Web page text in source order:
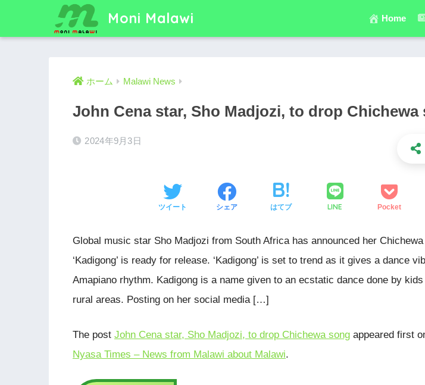
Moni Malawi Home
ホーム Malawi News
John Cena star, Sho Madjozi, to drop Chichewa
2024年9月3日
ツイート シェア はてブ LINE Pocket
Global music star Sho Madjozi from South Africa has announced her
‘Kadigong’ is ready for release. ‘Kadigong’ is set to trend as it gives a dance
Amapiano rhythm. Kadigong is a name given to an ecstatic dance done by
rural areas. Posting on her social media […]
The post John Cena star, Sho Madjozi, to drop Chichewa song appeared first
Nyasa Times – News from Malawi about Malawi.